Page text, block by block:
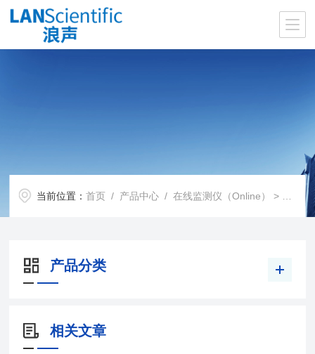
当前位置：首页 / 产品中心 /在线监测仪（Online） > 工业自动化检测仪
产品分类
相关文章